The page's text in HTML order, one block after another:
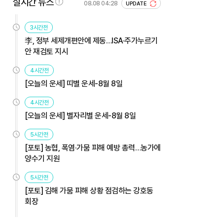
08.08 04:28 UPDATE
3시간전
李, 정부 세제개편안에 제동…ISA·주가누르기
안 재검토 지시
4시간전
[오늘의 운세] 띠별 운세-8월 8일
4시간전
[오늘의 운세] 별자리별 운세-8월 8일
5시간전
[포토] 농협, 폭염·가뭄 피해 예방 총력…농가에
양수기 지원
5시간전
[포토] 김해 가뭄 피해 상황 점검하는 강호동
회장